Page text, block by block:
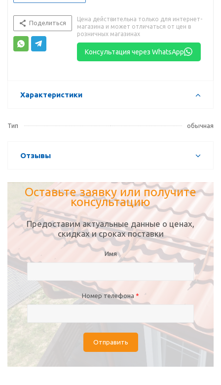
Поделиться
Цена действительна только для интернет-
магазина и может отличаться от цен в
розничных магазинах
Консультация через WhatsApp
Характеристики
Тип обычная
Отзывы
Оставьте заявку или получите
консультацию
Предоставим актуальные данные о ценах,
скидках и сроках поставки
Имя
Номер телефона *
Отправить